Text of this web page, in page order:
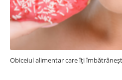
Obiceiul alimentar care îți